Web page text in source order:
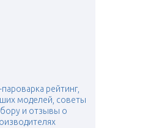
рейтинг,
моделей, советы
и отзывы о